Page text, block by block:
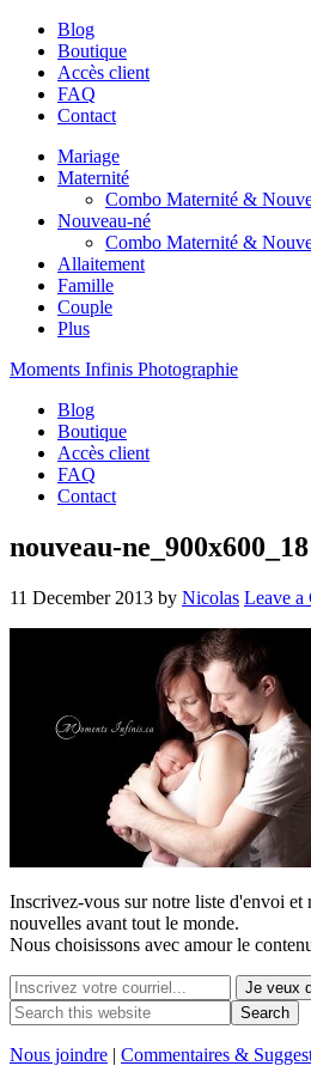
Blog
Boutique
Accès client
FAQ
Contact
Mariage
Maternité
Combo Maternité &
Nouveau-né
Combo Maternité &
Allaitement
Famille
Couple
Plus
Moments Infinis Photographie
Blog
Boutique
Accès client
FAQ
Contact
nouveau-ne_900x600_18
11 December 2013 by Nicolas Leave a
Inscrivez-vous sur notre liste d'envoi et
nouvelles avant tout le monde.
Nous choisissons avec amourle
Nous joindre | Commentaires &